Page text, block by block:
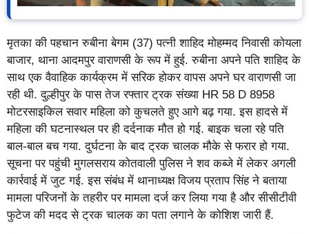
मृतका की पहचान रुबीना बेगम (37) पत्नी शाहिद मोहम्मद निवासी कोयला
बाजार, थाना आदमपुर वाराणसी के रूप में हुई. रुबीना अपने पति शाहिद के
साथ एक वैवाहिक कार्यक्रम में सरिक होकर वापस अपने घर वाराणसी जा
रही थी. दुल्हीपुर के पास तेज रफ्तार ट्रक संख्या HR 58 D 8958
मोटरसाइकिल सवार महिला को कुचलते हुए आगे बढ़ गया. इस हादसे में
महिला की घटनास्थल पर ही दर्दनाक मौत हो गई. बाइक चला रहे पति
बाल-बाल बच गया. दुर्घटना के बाद ट्रक चालक मौके से फरार हो गया.
सूचना पर पहुंची मुगलसराय कोतवाली पुलिस ने शव कब्जे में लेकर अगली
कार्रवाई में जुट गई. इस संबंध में थानाध्यक्ष विजय प्रताप सिंह ने बताया
मामला परिजनों के तहरीर पर मामला दर्ज कर लिया गया है और सीसीटीवी
फुटेज की मदद से ट्रक चालक का पता लगाने के कोशिश जारी हैं.